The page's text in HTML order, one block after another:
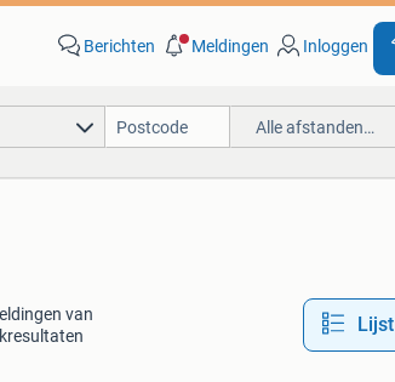
Berichten Meldingen Inloggen
Alle afstanden…
van
Lijst